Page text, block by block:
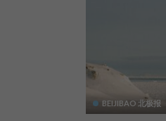
BEIJIBAO 北极报